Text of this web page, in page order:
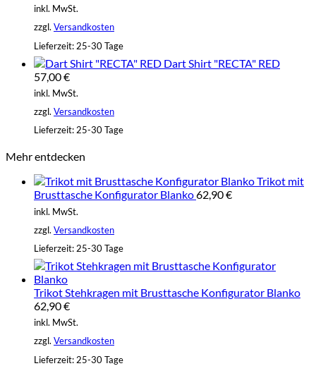
inkl. MwSt.
zzgl. Versandkosten
Lieferzeit: 25-30 Tage
Dart Shirt "RECTA" RED
57,00€
inkl. MwSt.
zzgl. Versandkosten
Lieferzeit:25-30 Tage
Mehr entdecken
Trikot mit
Brusttasche Konfigurator Blanko62,90€
inkl. MwSt.
zzgl. Versandkosten
Lieferzeit: 25-30 Tage
Trikot Stehkragen mit Brusttasche Konfigurator Blanko
62,90€
inkl. MwSt.
zzgl. Versandkosten
Lieferzeit: 25-30 Tage